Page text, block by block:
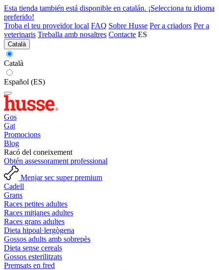
Esta tienda también está disponible en catalán. ¡Selecciona tu idioma
preferido!
Troba el teu proveïdor local FAQ Sobre Husse Per a criadors Per a
veterinaris Treballa amb nosaltres Contacte ES
Català
Català
Español (ES)
Gos
Gat
Promocions
Blog
Racó del coneixement
Obtén assessorament professional
Menjar sec super premium
Cadell
Grans
Races petites adultes
Races mitjanes adultes
Races grans adultes
Dieta hipoal·lergògena
Gossos adults amb sobrepès
Dieta sense cereals
Gossos esterilitzats
Premsats en fred